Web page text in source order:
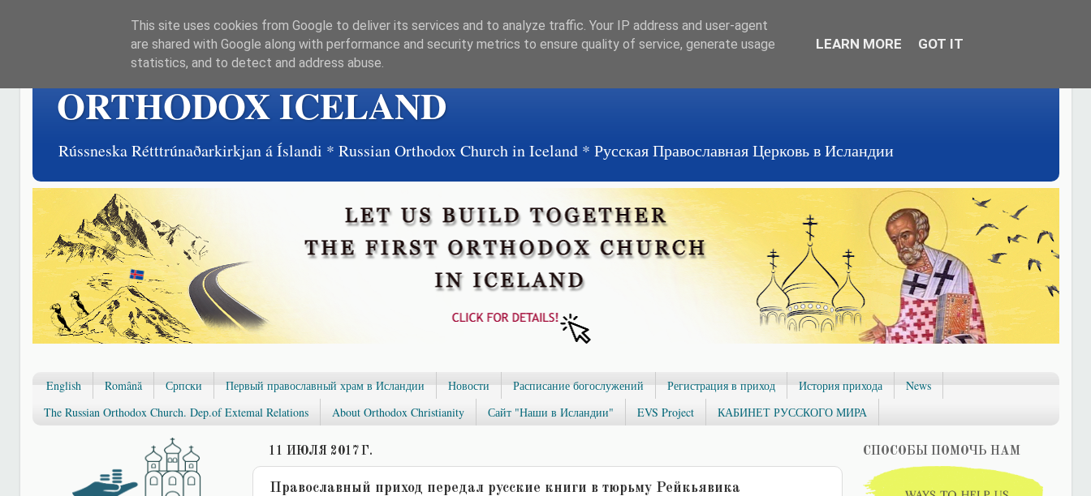
ORTHODOX ICELAND
Rússneska Rétttrúnaðarkirkjan á Íslandi * Russian Orthodox Church in Iceland * Русская Православная Церковь в Исландии
English Română Српски Первый православный храм в Исландии Новости Расписание богослужений Регистрация в приход История прихода
News
The Russian Orthodox Church. Dep.of Extemal Relations
About Orthodox Christianity Сайт "Наши в Исландии" EVS Project КАБИНЕТ РУССКОГО МИРА
11 ИЮЛЯ 2017 Г.
Православный приход передал русские книги в тюрьму Рейкьявика
СПОСОБЫ ПОМОЧЬ НАМ
This site uses cookies from Google to deliver its services and to analyze traffic. Your IP address and user-agent
are shared with Google along with performance and security metrics to ensure quality of service, generate usage
statistics, and to detect and address abuse.
LEARN MORE GOT IT